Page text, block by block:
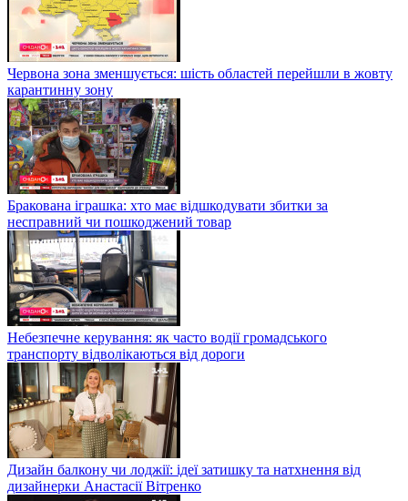
Червона зона зменшується: шість областей перейшли в жовту
карантинну зону
Бракована іграшка: хто має відшкодувати збитки за
несправний чи пошкоджений товар
Небезпечне керування: як часто водії громадського
транспорту відволікаються від дороги
Дизайн балкону чи лоджії: ідеї затишку та натхнення від
дизайнерки Анастасії Вітренко